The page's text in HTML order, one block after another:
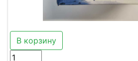
В корзину